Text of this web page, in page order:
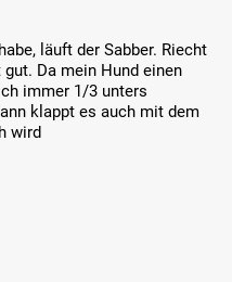
läuft der Sabber. Riecht
Da mein Hund einen
immer 1/3 unters
klappt es auch mit dem
wird